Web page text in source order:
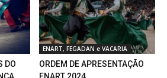
DO
ENART, FEGADAN e VACARIA
ORDEM DE APRESENTAÇÃO
ENART 2024